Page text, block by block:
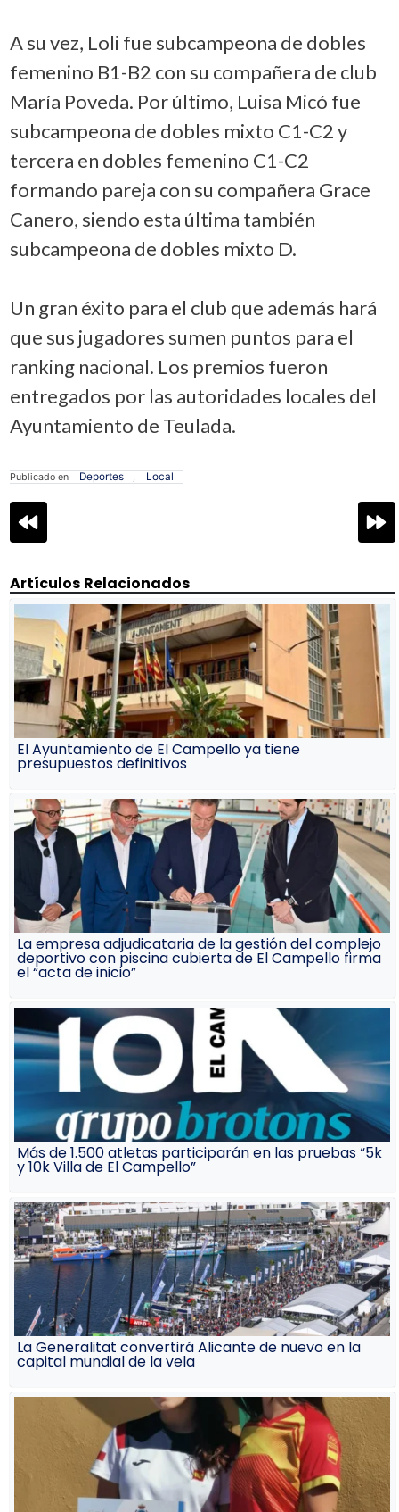
A su vez, Loli fue subcampeona de dobles
femenino B1-B2 con su compañera de club
María Poveda. Por último, Luisa Micó fue
subcampeona de dobles mixto C1-C2 y
tercera en dobles femenino C1-C2
formando pareja con su compañera Grace
Canero, siendo esta última también
subcampeona de dobles mixto D.
Un gran éxito para el club que además hará
que sus jugadores sumen puntos para el
ranking nacional. Los premios fueron
entregados por las autoridades locales del
Ayuntamiento de Teulada.
Publicado en Deportes , Local
Navegación
de
Artículos Relacionados
El Ayuntamiento de El Campello ya tiene
presupuestos definitivos
La empresa adjudicataria de la gestión del complejo
deportivo con piscina cubierta de El Campello firma
el “acta de inicio”
Más de 1.500 atletas participarán en las pruebas “5k
y 10k Villa de El Campello”
La Generalitat convertirá Alicante de nuevo en la
capital mundial de la vela